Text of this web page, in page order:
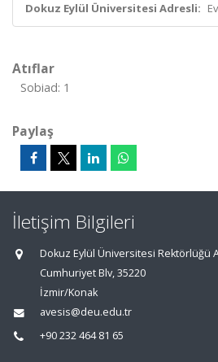
Dokuz Eylül Üniversitesi Adresli:
Atıflar
Sobiad: 1
Paylaş
İletişim Bilgileri
Dokuz Eylül Üniversitesi Rektörlüğü
Cumhuriyet Blv, 35220
İzmir/Konak
avesis@deu.edu.tr
+90 232 464 81 65